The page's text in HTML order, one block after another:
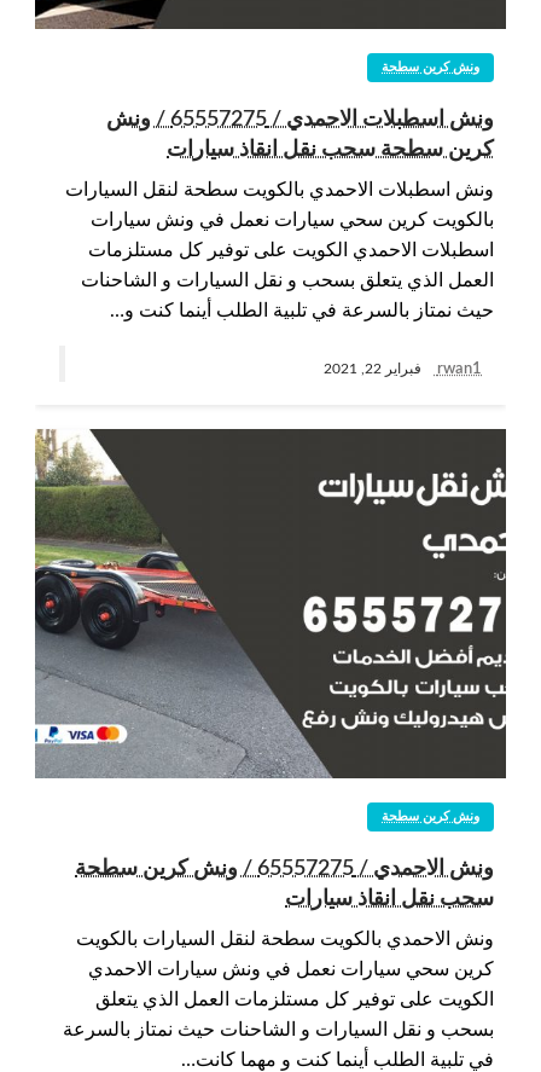
ونش كرين سطحة
ونش اسطبلات الاحمدي / 65557275 / ونش
كرين سطحة سحب نقل انقاذ سيارات
ونش اسطبلات الاحمدي بالكويت سطحة لنقل السيارات
بالكويت كرين سحي سيارات نعمل في ونش سيارات
اسطبلات الاحمدي الكويت على توفير كل مستلزمات
العمل الذي يتعلق بسحب و نقل السيارات و الشاحنات
حيث نمتاز بالسرعة في تلبية الطلب أينما كنت و…
rwan1 فبراير 22, 2021
ونش كرين سطحة
ونش الاحمدي / 65557275 / ونش كرين سطحة
سحب نقل انقاذ سيارات
ونش الاحمدي بالكويت سطحة لنقل السيارات بالكويت
كرين سحي سيارات نعمل في ونش سيارات الاحمدي
الكويت على توفير كل مستلزمات العمل الذي يتعلق
بسحب و نقل السيارات و الشاحنات حيث نمتاز بالسرعة
في تلبية الطلب أينما كنت و مهما كانت…